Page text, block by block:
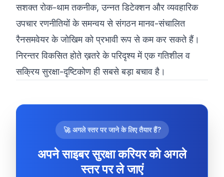
सशक्त रोक-थाम तकनीक, उन्नत डिटेक्शन और व्यवहारिक
उपचार रणनीतियों के समन्वय से संगठन मानव-संचालित
रैनसमवेयर के जोखिम को प्रभावी रूप से कम कर सकते हैं।
निरन्तर विकसित होते ख़तरे के परिदृश्य में एक गतिशील व
सक्रिय सुरक्षा-दृष्टिकोण ही सबसे बड़ा बचाव है।
🚀 अगले स्तर पर जाने के लिए तैयार हैं?
अपने साइबर सुरक्षा करियर को अगले
स्तर पर ले जाएं